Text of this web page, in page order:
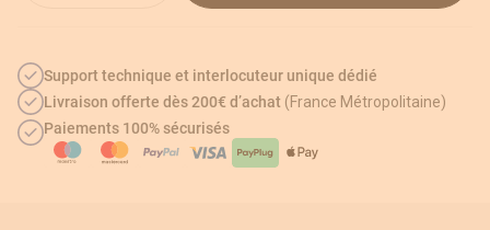
Support technique et interlocuteur unique dédié
Livraison offerte dès 200€ d’achat (France Métropolitaine)
Paiements 100% sécurisés